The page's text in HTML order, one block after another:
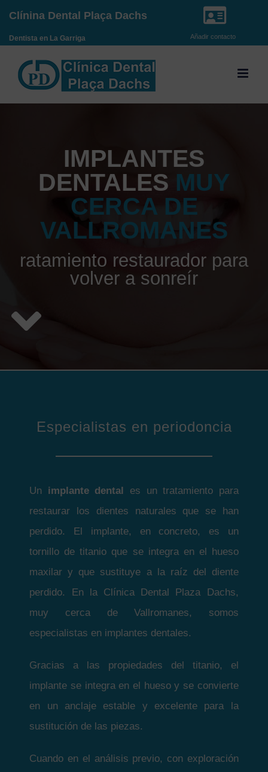
Saltar
Clínina Dental Plaça Dachs
Dentista en La Garriga Añadir contacto
IMPLANTES
DENTALES MUY
CERCA DE
VALLROMANES
ratamiento restaurador para
volver a sonreír
Especialistas en periodoncia
Un implante dental es un tratamiento para
restaurar los dientes naturales que se han
perdido. El implante, en concreto, es un
tornillo de titanio que se integra en el hueso
maxilar y que sustituye a la raíz del diente
perdido. En la Clínica Dental Plaza Dachs,
muy cerca de Vallromanes, somos
especialistas en implantes dentales.
Gracias a las propiedades del titanio, el
implante se integra en el hueso y se convierte
en un anclaje estable y excelente para la
sustitución de las piezas.
Cuando en el análisis previo, con exploración